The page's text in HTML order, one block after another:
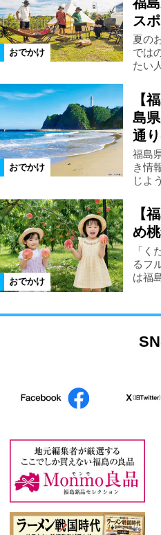
おでかけ
ス
夏の
では
たい
おでかけ
【
島
通
福島
き情
じよ
おでかけ
【
め
「く
るフ
は福